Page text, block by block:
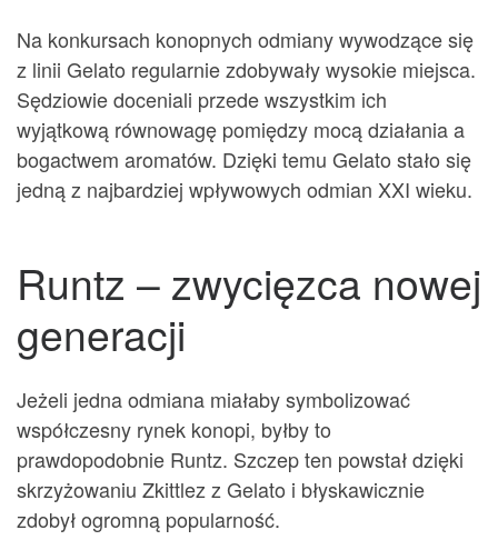
Na konkursach konopnych odmiany wywodzące się
z linii Gelato regularnie zdobywały wysokie miejsca.
Sędziowie doceniali przede wszystkim ich
wyjątkową równowagę pomiędzy mocą działania a
bogactwem aromatów. Dzięki temu Gelato stało się
jedną z najbardziej wpływowych odmian XXI wieku.
Runtz – zwycięzca nowej
generacji
Jeżeli jedna odmiana miałaby symbolizować
współczesny rynek konopi, byłby to
prawdopodobnie Runtz. Szczep ten powstał dzięki
skrzyżowaniu Zkittlez z Gelato i błyskawicznie
zdobył ogromną popularność.